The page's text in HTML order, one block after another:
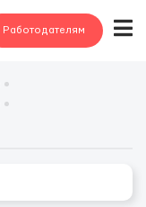
Работодателям